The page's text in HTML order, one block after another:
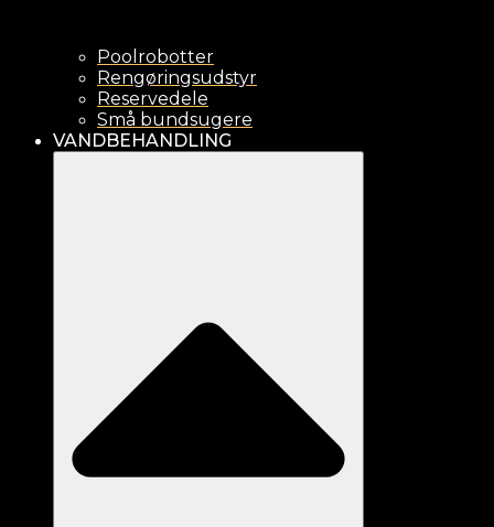
Poolrobotter
Rengøringsudstyr
Reservedele
Små bundsugere
VANDBEHANDLING